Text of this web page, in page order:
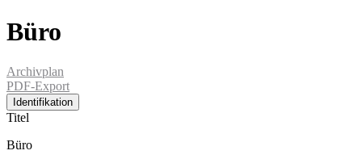
Büro
Archivplan
PDF-Export
Identifikation
Titel
Büro